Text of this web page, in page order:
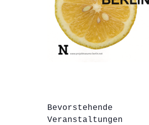
Bevorstehende
Veranstaltungen